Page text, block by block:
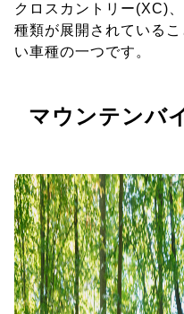
クロスカントリー(XC)
種類が展開されている
い車種の一つです。
マウンテンバ